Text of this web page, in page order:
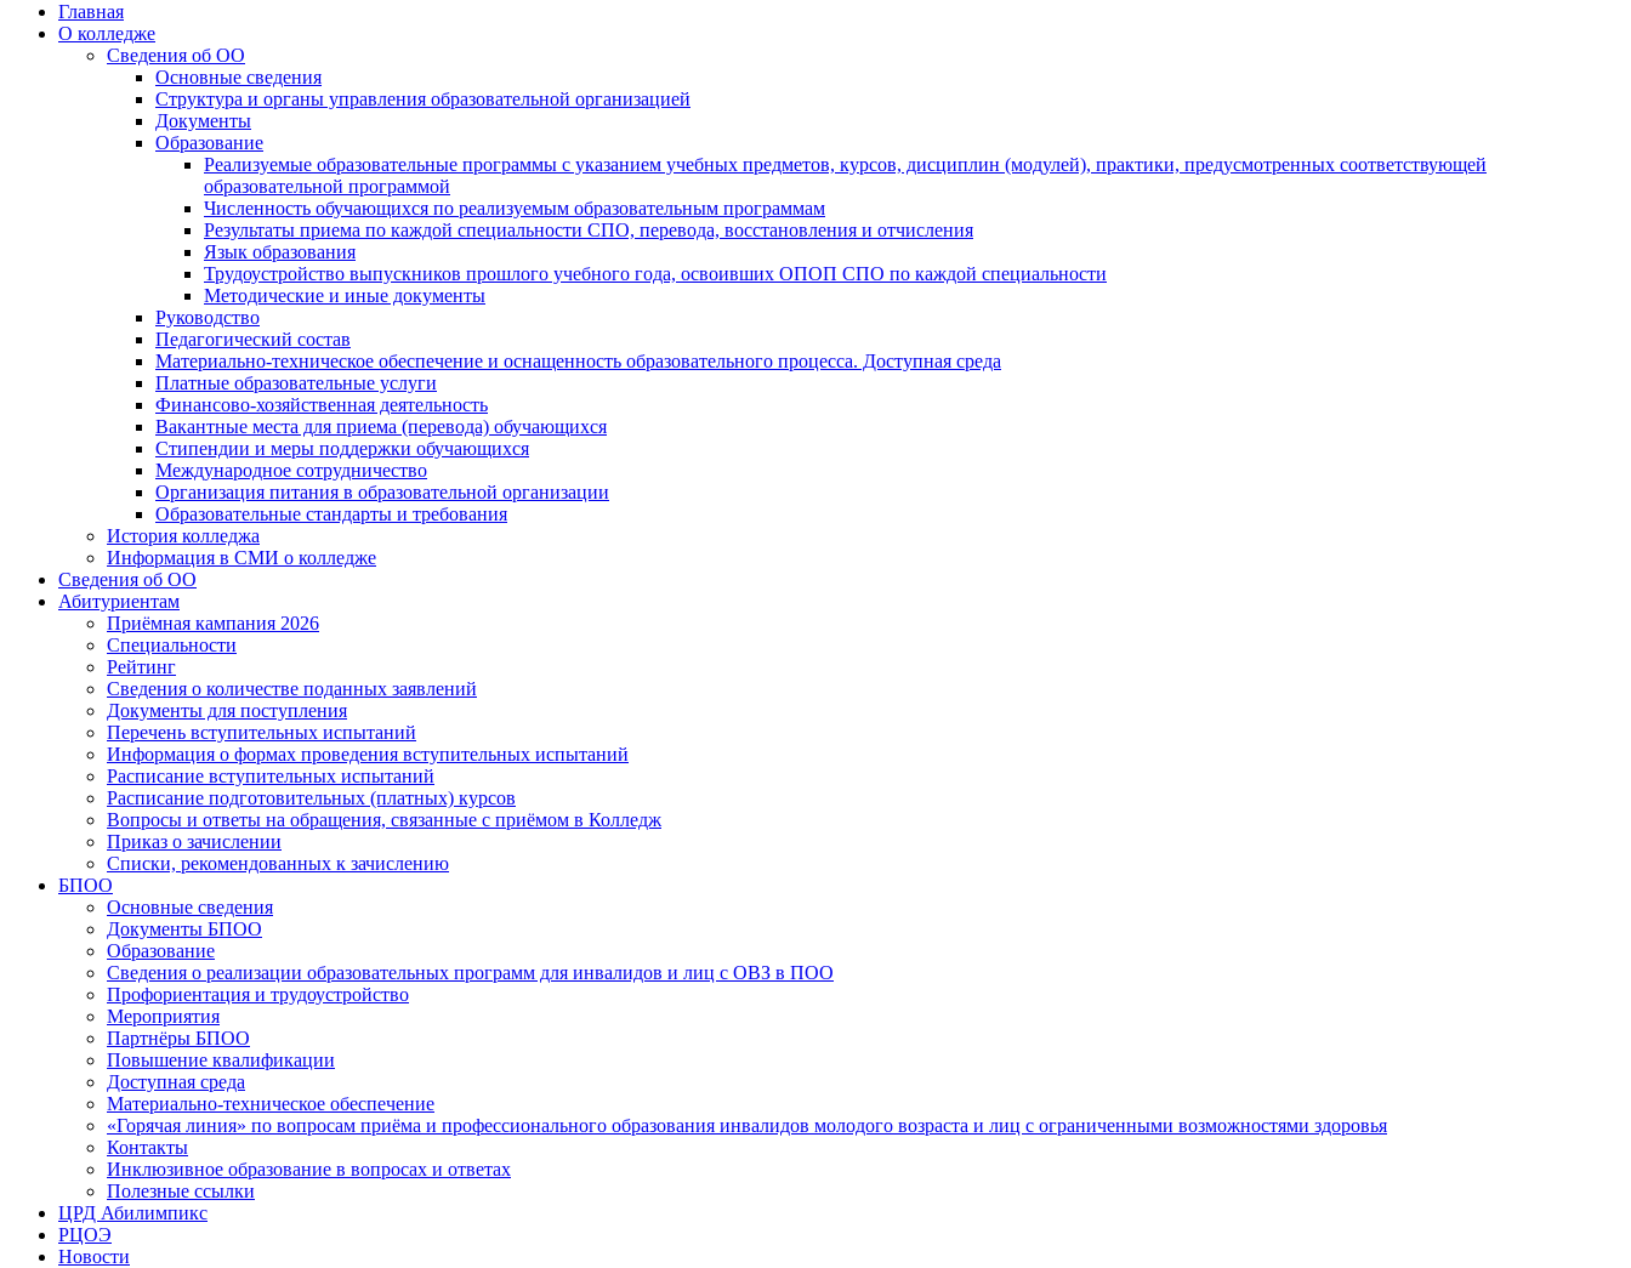
Главная
О колледже
Сведения об ОО
Основные сведения
Структура и органы управления образовательной организацией
Документы
Образование
Реализуемые образовательные программы с указанием учебных предметов, курсов, дисциплин (модулей), практики, предусмотренных соответствующей
образовательной программой
Численность обучающихся по реализуемым образовательным программам
Результаты приема по каждой специальности СПО, перевода, восстановления и отчисления
Язык образования
Трудоустройство выпускников прошлого учебного года, освоивших ОПОП СПО по каждой специальности
Методические и иные документы
Руководство
Педагогический состав
Материально-техническое обеспечение и оснащенность образовательного процесса. Доступная среда
Платные образовательные услуги
Финансово-хозяйственная деятельность
Вакантные места для приема (перевода) обучающихся
Стипендии и меры поддержки обучающихся
Международное сотрудничество
Организация питания в образовательной организации
Образовательные стандарты и требования
История колледжа
Информация в СМИ о колледже
Сведения об ОО
Абитуриентам
Приёмная кампания 2026
Специальности
Рейтинг
Сведения о количестве поданных заявлений
Документы для поступления
Перечень вступительных испытаний
Информация о формах проведения вступительных испытаний
Расписание вступительных испытаний
Расписание подготовительных (платных) курсов
Вопросы и ответы на обращения, связанные с приёмом в Колледж
Приказ о зачислении
Списки, рекомендованных к зачислению
БПОО
Основные сведения
Документы БПОО
Образование
Сведения о реализации образовательных программ для инвалидов и лиц с ОВЗ в ПОО
Профориентация и трудоустройство
Мероприятия
Партнёры БПОО
Повышение квалификации
Доступная среда
Материально-техническое обеспечение
«Горячая линия» по вопросам приёма и профессионального образования инвалидов молодого возраста и лиц с ограниченными возможностями здоровья
Контакты
Инклюзивное образование в вопросах и ответах
Полезные ссылки
ЦРД Абилимпикс
РЦОЭ
Новости